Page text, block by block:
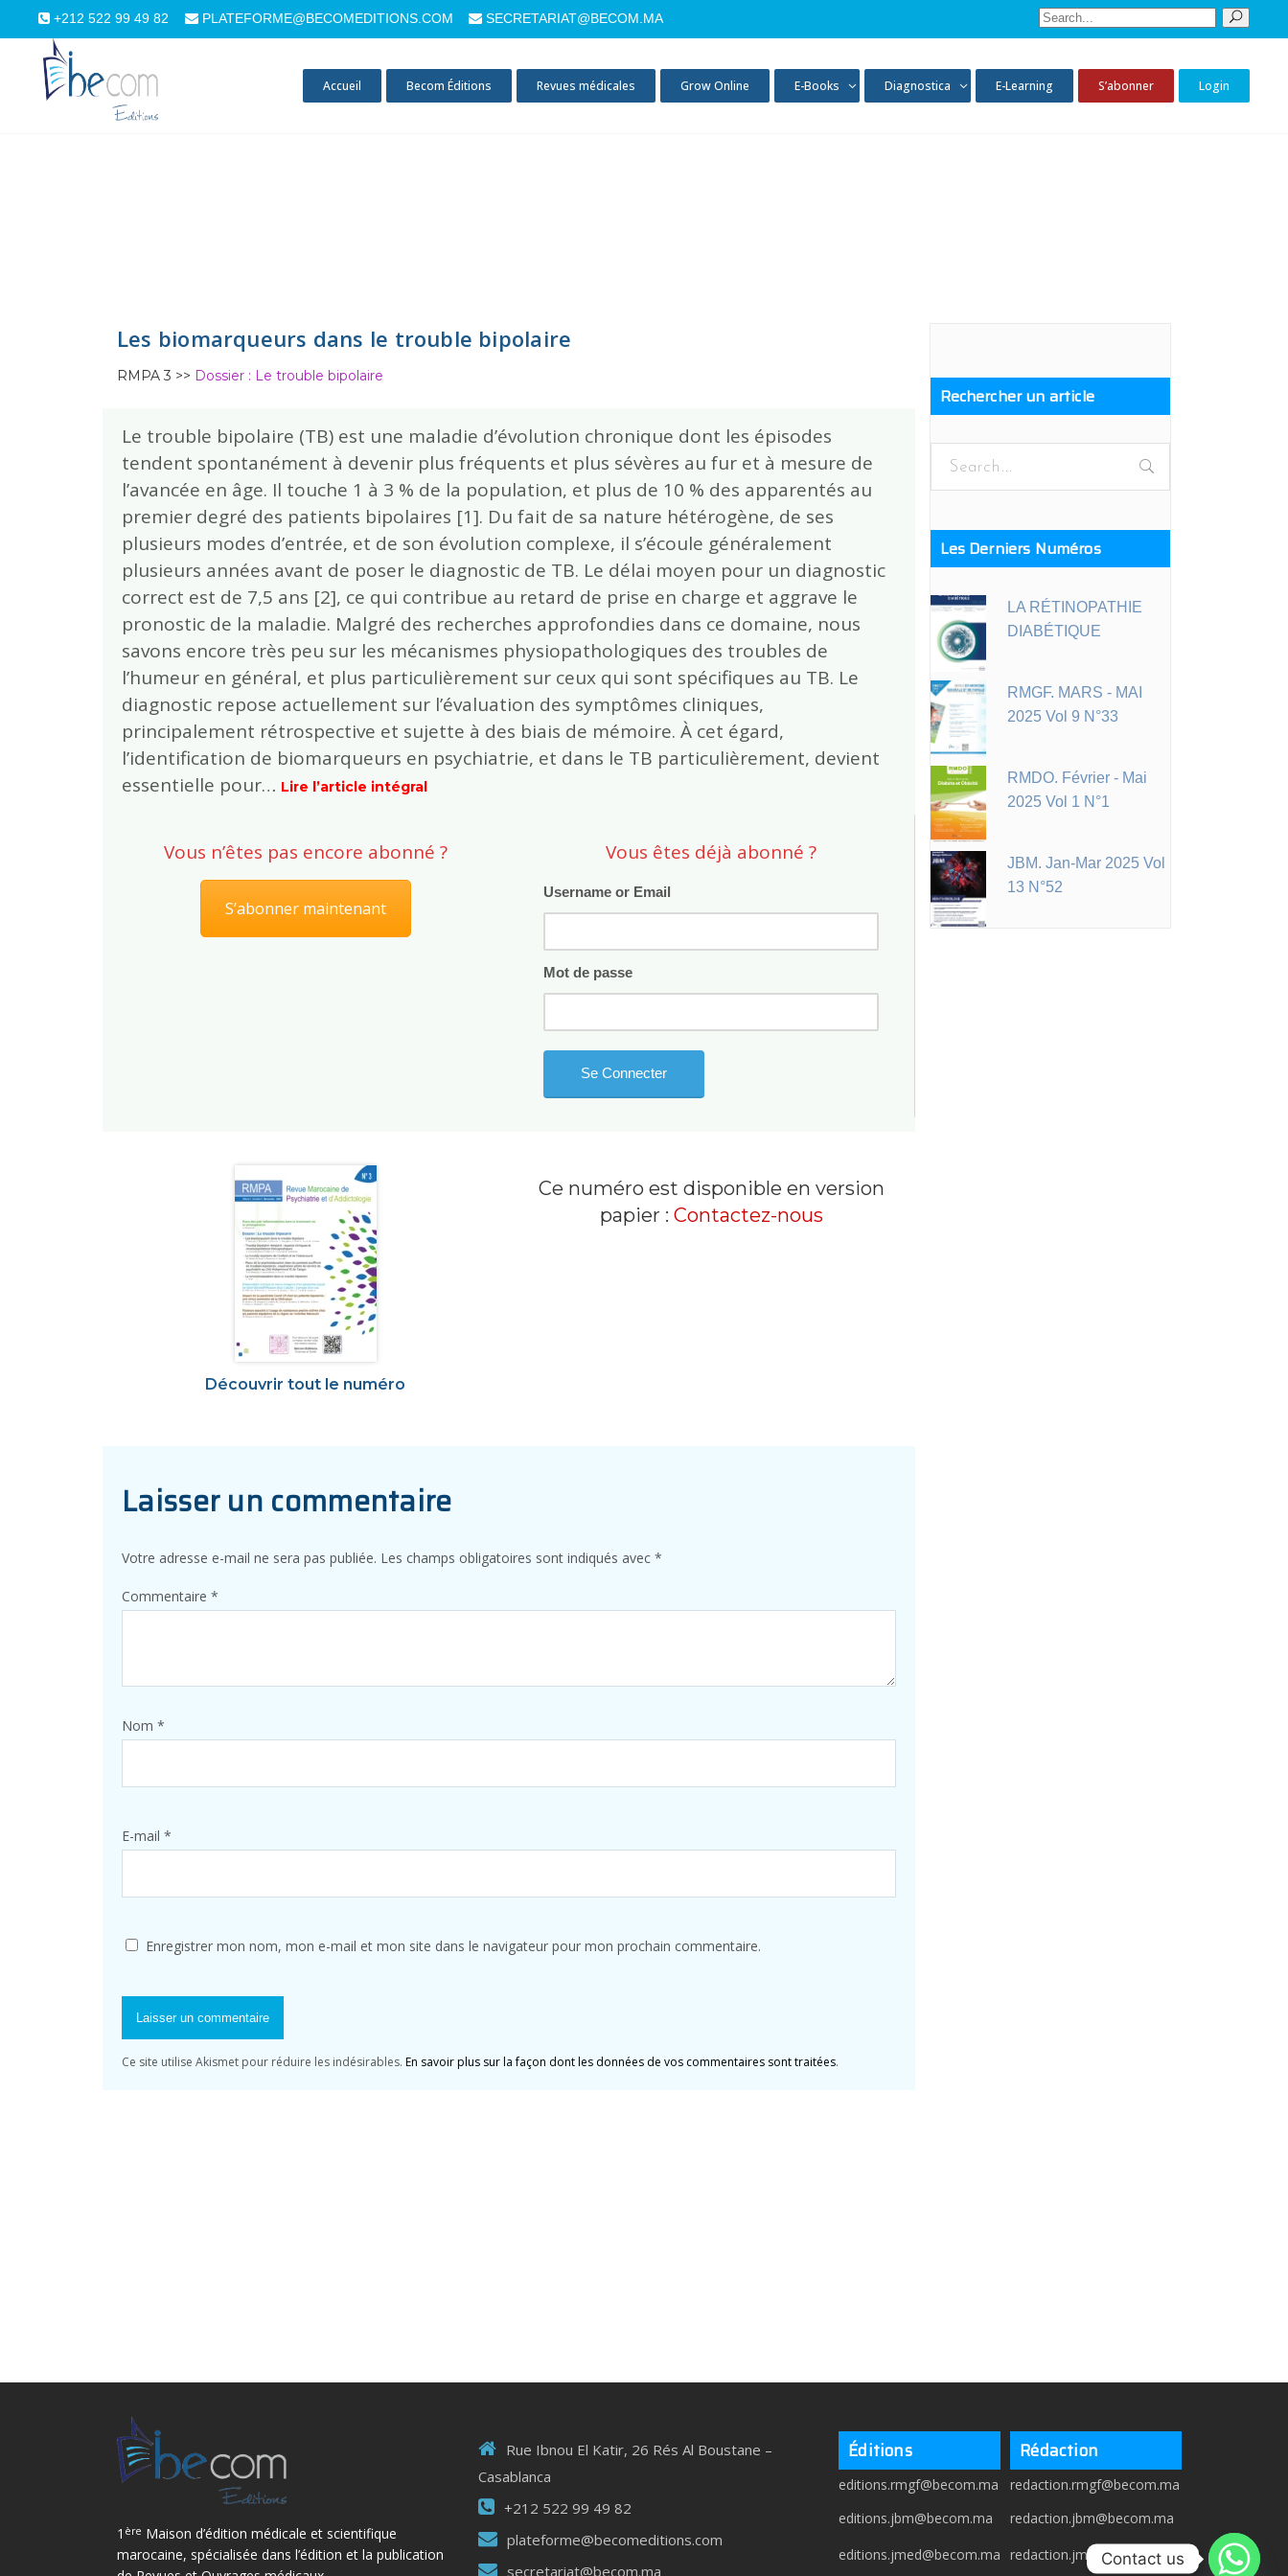
+212 522 99 49 82 PLATEFORME@BECOMEDITIONS.COM SECRETARIAT@BECOM.MA
Accueil Becom Éditions Revues médicales Grow Online E-Books Diagnostica E-Learning S’abonner Login
Les biomarqueurs dans le trouble bipolaire
RMPA 3 >> Dossier : Le trouble bipolaire
Le trouble bipolaire (TB) est une maladie d’évolution chronique dont les épisodes
tendent spontanément à devenir plus fréquents et plus sévères au fur et à mesure de
l’avancée en âge. Il touche 1 à 3 % de la population, et plus de 10 % des apparentés au
premier degré des patients bipolaires [1]. Du fait de sa nature hétérogène, de ses
plusieurs modes d’entrée, et de son évolution complexe, il s’écoule généralement
plusieurs années avant de poser le diagnostic de TB. Le délai moyen pour un diagnostic
correct est de 7,5 ans [2], ce qui contribue au retard de prise en charge et aggrave le
pronostic de la maladie. Malgré des recherches approfondies dans ce domaine, nous
savons encore très peu sur les mécanismes physiopathologiques des troubles de
l’humeur en général, et plus particulièrement sur ceux qui sont spécifiques au TB. Le
diagnostic repose actuellement sur l’évaluation des symptômes cliniques,
principalement rétrospective et sujette à des biais de mémoire. À cet égard,
l’identification de biomarqueurs en psychiatrie, et dans le TB particulièrement, devient
essentielle pour… Lire l’article intégral
Vous n’êtes pas encore abonné ?
S’abonner maintenant
Vous êtes déjà abonné ?
Username or Email
Mot de passe
Découvrir tout le numéro
Ce numéro est disponible en version
papier :Contactez-nous
Laisser un commentaire
Votre adresse e-mail ne sera pas publiée. Les champs obligatoires sont indiqués avec *
Commentaire *
Nom *
E-mail *
Enregistrer mon nom, mon e-mail et mon site dans le navigateur pour mon prochain commentaire.
Ce site utilise Akismet pour réduire les indésirables. En savoir plus sur la façon dont les données de vos commentaires sont traitées.
Rechercher un article
Search
Les Derniers Numéros
LA RÉTINOPATHIE
DIABÉTIQUE
RMGF. MARS - MAI
2025 Vol 9 N°33
RMDO. Février - Mai
2025 Vol 1 N°1
JBM. Jan-Mar 2025 Vol
13 N°52
1 ère Maison d’édition médicale et scientifique
marocaine, spécialisée dans l’édition et la publication
Rue Ibnou El Katir, 26 Rés Al Boustane –
Casablanca
+212 522 99 49 82
plateforme@becomeditions.com
secretariat@becom.ma
Éditions
editions.rmgf@becom.ma
editions.jbm@becom.ma
editions.jmed@becom.ma
Rédaction
redaction.rmgf@becom.ma
redaction.jbm@becom.ma
redaction.jmed@becom.ma
Contact us